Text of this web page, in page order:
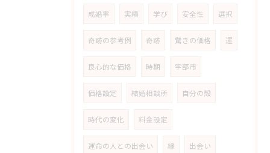
成婚率 実績 学び 安全性 選択
奇跡の参考例 奇跡 驚きの価格 運
良心的な価格 時期 宇部市
価格設定 結婚相談所 自分の殻
時代の変化 料金設定
運命の人との出会い 縁 出会い